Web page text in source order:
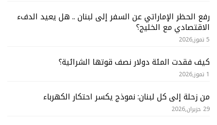
رفع الحظر الإماراتي عن السفر إلى لبنان .. هل يعيد الدفء
الاقتصادي مع الخليج؟
5 تموز,2026
كيف فقدت المئة دولار نصف قوتها الشرائية؟
1 تموز,2026
من زحلة إلى كل لبنان: نموذج يكسر احتكار الكهرباء
29 حزيران,2026